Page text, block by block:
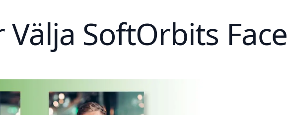
ett spädbarn med dessa
SoftOrbits